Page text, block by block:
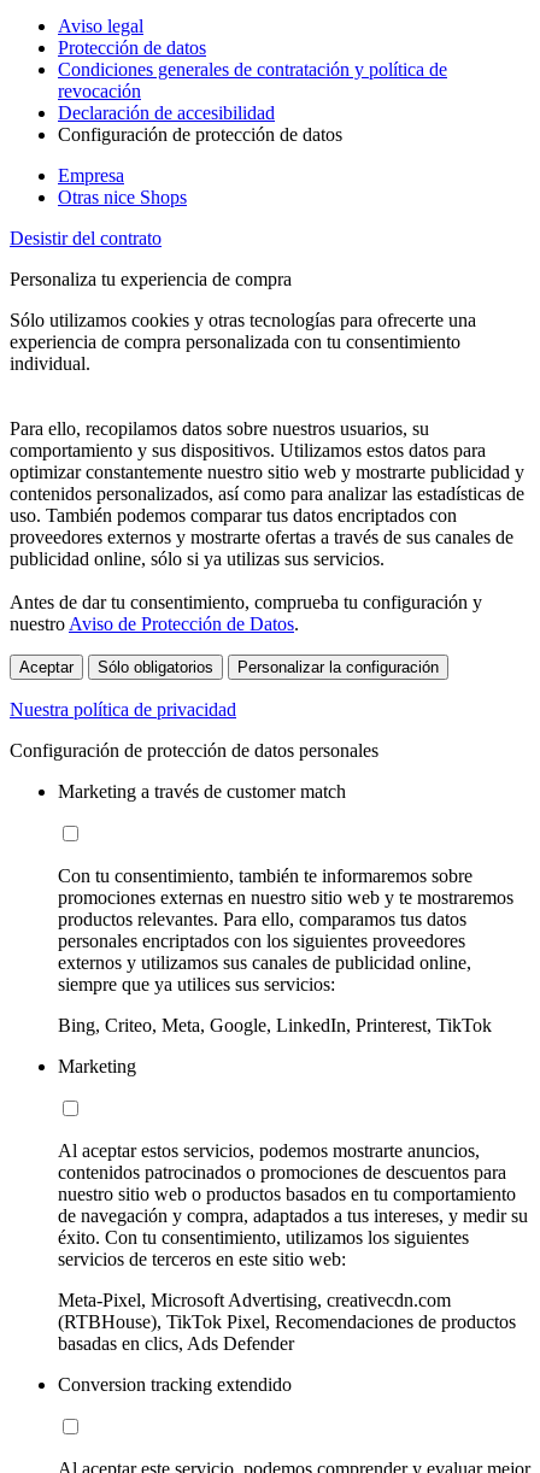
Aviso legal
Protección de datos
Condiciones generales de contratación y política de
revocación
Declaración de accesibilidad
Configuración de protección de datos
Empresa
Otras nice Shops
Desistir del contrato
Personaliza tu experiencia de compra
Sólo utilizamos cookies y otras tecnologías para ofrecerte una
experiencia de compra personalizada con tu consentimiento
individual.
Para ello, recopilamos datos sobre nuestros usuarios, su
comportamiento y sus dispositivos. Utilizamos estos datos para
optimizar constantemente nuestro sitio web y mostrarte publicidad y
contenidos personalizados, así como para analizar las estadísticas de
uso. También podemos comparar tus datos encriptados con
proveedores externos y mostrarte ofertas a través de sus canales de
publicidad online, sólo si ya utilizas sus servicios.
Antes de dar tu consentimiento, comprueba tu configuración y
nuestroAviso de Protección de Datos.
Aceptar Sólo obligatorios Personalizar la configuración
Nuestra política de privacidad
Configuración de protección de datos personales
Marketing a través de customer match
Con tu consentimiento, también te informaremos sobre
promociones externas en nuestro sitio web y te mostraremos
productos relevantes. Para ello, comparamos tus datos
personales encriptados con los siguientes proveedores
externos y utilizamos sus canales de publicidad online,
siempre que ya utilices sus servicios:
Bing, Criteo, Meta, Google, LinkedIn, Printerest, TikTok
Marketing
Al aceptar estos servicios, podemos mostrarte anuncios,
contenidos patrocinados o promociones de descuentos para
nuestro sitio web o productos basados en tu comportamiento
de navegación y compra, adaptados a tus intereses, y medir su
éxito. Con tu consentimiento, utilizamos los siguientes
servicios de terceros en este sitio web:
Meta-Pixel, Microsoft Advertising, creativecdn.com
(RTBHouse), TikTok Pixel, Recomendaciones de productos
basadas en clics, Ads Defender
Conversion tracking extendido